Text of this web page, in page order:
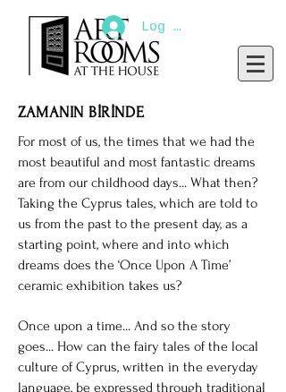
Log In
ZAMANIN BİRİNDE
For most of us, the times that we had the
most beautiful and most fantastic dreams
are from our childhood days... What then?
Taking the Cyprus tales, which are told to
us from the past to the present day, as a
starting point, where and into which
dreams does the ‘Once Upon A Time’
ceramic exhibition takes us?
Once upon a time... And so the story
goes... How can the fairy tales of the local
culture of Cyprus, written in the everyday
language, be expressed through traditional